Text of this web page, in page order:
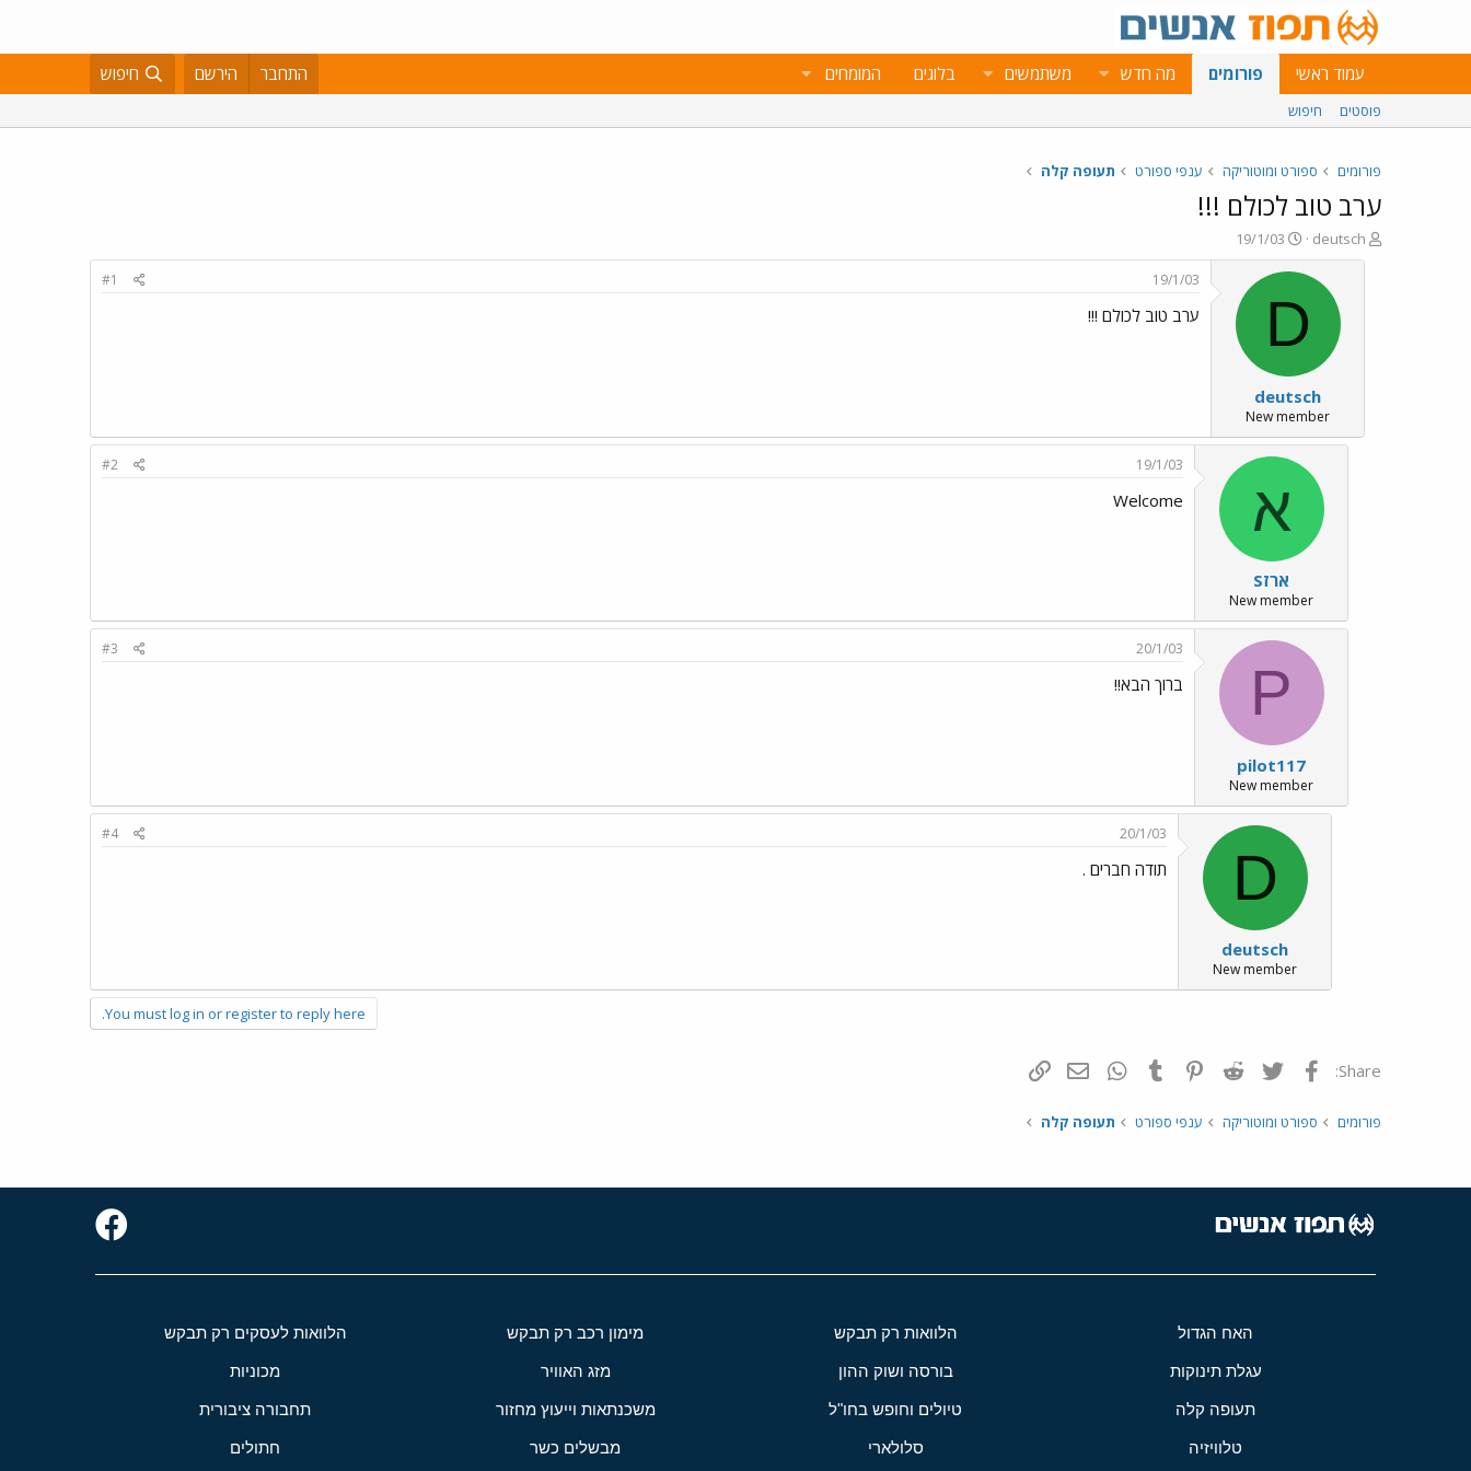
עמוד ראשי פורומים מה חדש משתמשים בלוגים המומחים התחבר הירשם חיפוש
פוסטים חיפוש
פורומים ספורט ומוטוריקה ענפי ספורט תעופה קלה
ערב טוב לכולם !!!
פ
ו
deutsch
פ
ו
ר
ב
א
ר
י
ך
19/1/03
D
deutsch
New member
19/1/03
#1
ערב טוב לכולם !!!
א
ארזS
New member
19/1/03
#2
Welcome
P
pilot117
New member
20/1/03
#3
ברוך הבא!!
D
deutsch
New member
20/1/03
#4
תודה חברים .
You must log in or register to reply here.
Share: פייסבוק Twitter
Reddit
Pinterest
Tumblr
WhatsAppדואר אלקטרוני
פורומים ספורט ומוטוריקה ענפי ספורט תעופה קלה
האח הגדול הלוואות רק תבקש מימון רכב רק תבקש הלוואות לעסקים רק תבקש
עגלת תינוקות בורסה ושוק ההון מזג האוויר מכוניות
תעופה קלה טיולים וחופש בחו"ל משכנתאות וייעוץ מחזור תחבורה ציבורית
טלוויזיה סלולארי מבשלים כשר חתולים